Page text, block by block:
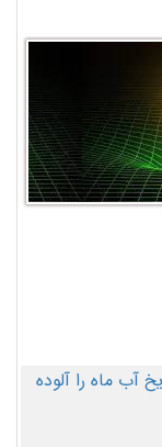
آب ماه را آلوده